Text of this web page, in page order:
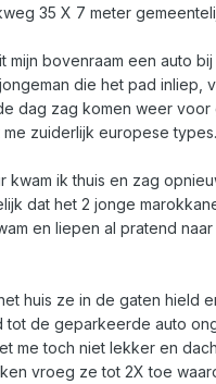
35 X 7 meter
mijn bovenraam een auto
die het pad
dag zag komen weer
zuiderlijk europese types.
kwam ik thuis en zag
dat het 2 jonge
en liepen al pratend
huis ze in de gaten hield
tot de geparkeerde auto
me toch niet lekker en
vroeg ze tot 2X toe